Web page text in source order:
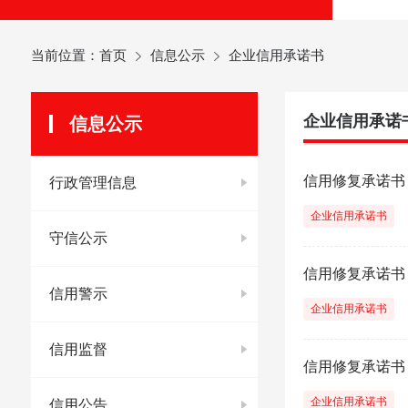
当前位置： 首页 信息公示 企业信用承诺书
信息公示
行政管理信息
守信公示
信用警示
信用监督
信用公告
企业信用承诺
信用修复承诺书
企业信用承诺书
信用修复承诺书
企业信用承诺书
信用修复承诺书
企业信用承诺书